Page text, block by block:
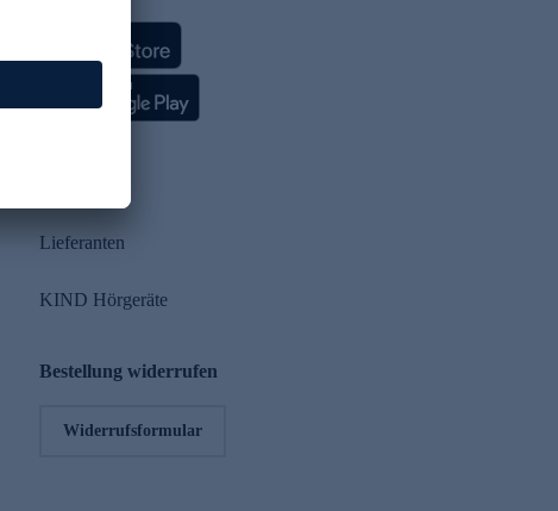
Lieferanten
KIND Hörgeräte
Bestellung widerrufen
Widerrufsformular